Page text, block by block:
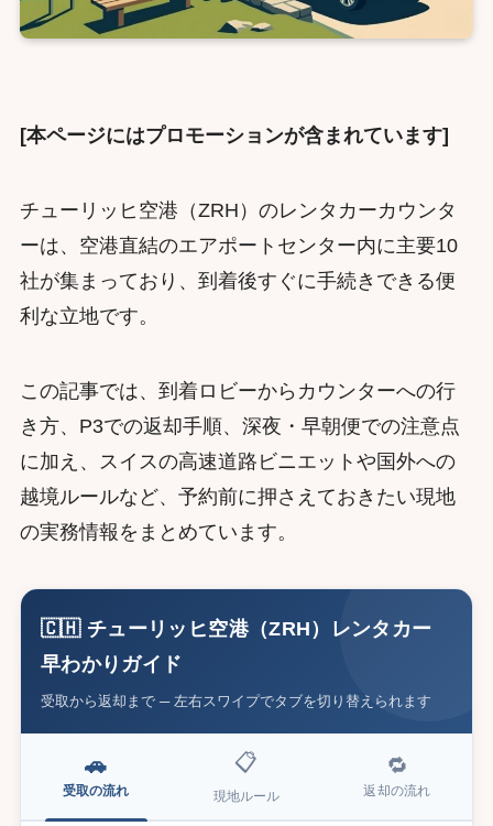
[本ページにはプロモーションが含まれています]
チューリッヒ空港（ZRH）のレンタカーカウンタ
ーは、空港直結のエアポートセンター内に主要10
社が集まっており、到着後すぐに手続きできる便
利な立地です。
この記事では、到着ロビーからカウンターへの行
き方、P3での返却手順、深夜・早朝便での注意点
に加え、スイスの高速道路ビニエットや国外への
越境ルールなど、予約前に押さえておきたい現地
の実務情報をまとめています。